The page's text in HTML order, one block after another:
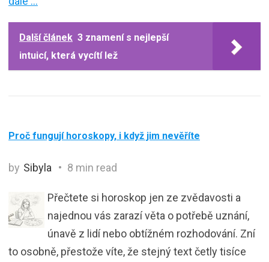
Další článek 3 znamení s nejlepší
intuicí, která vycítí lež
Proč fungují horoskopy, i když jim nevěříte
by Sibyla 8 min read
Přečtete si horoskop jen ze zvědavosti a
najednou vás zarazí věta o potřebě uznání,
únavě z lidí nebo obtížném rozhodování. Zní
to osobně, přestože víte, že stejný text četly tisíce